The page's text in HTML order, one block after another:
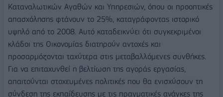
Καταναλωτικών Αγαθών και Υπηρεσιών, όπου οι προοπτικές
απασχόλησης φτάνουν το 25%, καταγράφοντας ιστορικό
υψηλό από το 2008. Αυτό καταδεικνύει ότι συγκεκριμένοι
κλάδοι της Οικονομίας διατηρούν αντοχές και
προσαρμόζονται ταχύτερα στις μεταβαλλόμενες συνθήκες.
Για να επιταχυνθεί η βελτίωση της αγοράς εργασίας,
απαιτούνται στοχευμένες πολιτικές που θα ενισχύσουν τη
σύνδεση της εκπαίδευσης με τις πραγματικές ανάγκες της